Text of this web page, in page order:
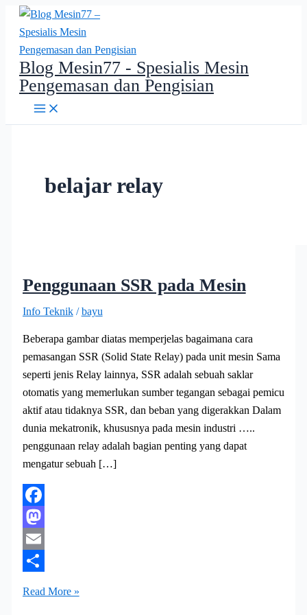
Lewati
konten
Blog Mesin77 - Spesialis Mesin
Pengemasan dan Pengisian
belajar relay
Penggunaan SSR pada Mesin
Info Teknik/bayu
Beberapa gambar diatas memperjelas bagaimana cara
pemasangan SSR (Solid State Relay) pada unit mesin Sama
seperti jenis Relay lainnya, SSR adalah sebuah saklar
otomatis yang memerlukan sumber tegangan sebagai pemicu
aktif atau tidaknya SSR, dan beban yang digerakkan Dalam
dunia mekatronik, khususnya pada mesin industri …..
penggunaan relay adalah bagian penting yang dapat
mengatur sebuah […]
Facebook
Mastodon
Email
Penggunaan
Read More »